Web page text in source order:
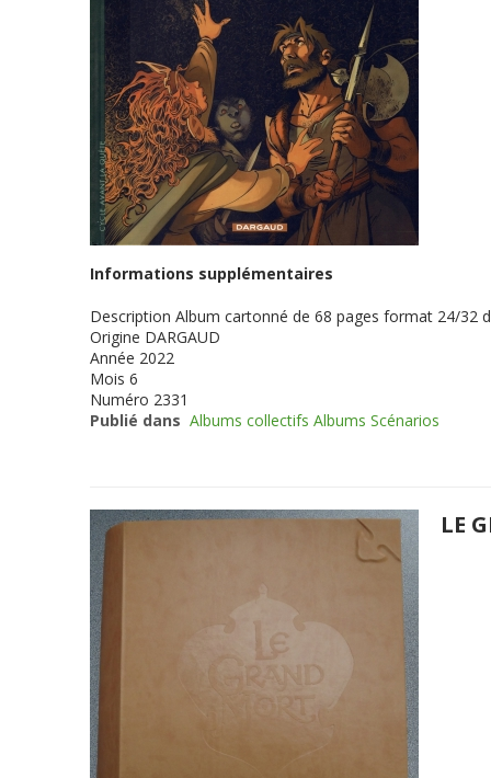
Informations supplémentaires
Description Album cartonné de 68 pages format 24/32
Origine DARGAUD
Année 2022
Mois 6
Numéro 2331
Publié dans Albums collectifs Albums Scénarios
LE